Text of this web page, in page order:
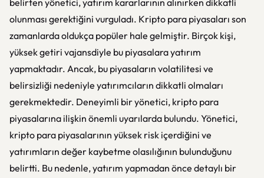
belirten yönetici, yatırım kararlarının alınırken dikkatli
olunması gerektiğini vurguladı. Kripto para piyasaları son
zamanlarda oldukça popüler hale gelmiştir. Birçok kişi,
yüksek getiri vajansdiyle bu piyasalara yatırım
yapmaktadır. Ancak, bu piyasaların volatilitesi ve
belirsizliği nedeniyle yatırımcıların dikkatli olmaları
gerekmektedir. Deneyimli bir yönetici, kripto para
piyasalarına ilişkin önemli uyarılarda bulundu. Yönetici,
kripto para piyasalarının yüksek risk içerdiğini ve
yatırımların değer kaybetme olasılığının bulunduğunu
belirtti. Bu nedenle, yatırım yapmadan önce detaylı bir